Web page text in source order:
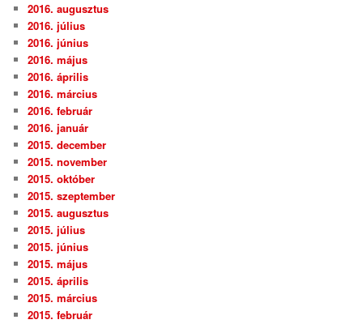
2016. augusztus
2016. július
2016. június
2016. május
2016. április
2016. március
2016. február
2016. január
2015. december
2015. november
2015. október
2015. szeptember
2015. augusztus
2015. július
2015. június
2015. május
2015. április
2015. március
2015. február